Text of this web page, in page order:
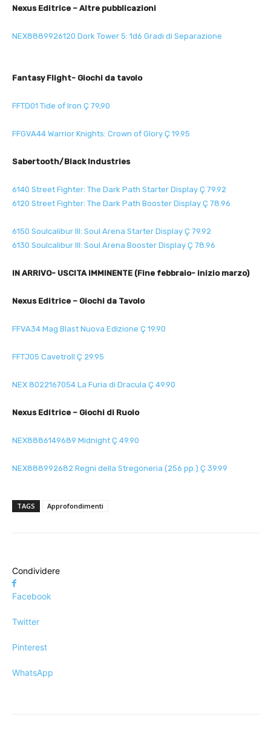
Nexus Editrice – Altre pubblicazioni
NEX8889926120 Dork Tower 5: 1d6 Gradi di Separazione
Fantasy Flight- Giochi da tavolo
FFTD01 Tide of Iron Ç 79,90
FFGVA44 Warrior Knights: Crown of Glory Ç 19.95
Sabertooth/Black Industries
6140 Street Fighter: The Dark Path Starter Display Ç 79.92
6120 Street Fighter: The Dark Path Booster Display Ç 78.96
6150 Soulcalibur III: Soul Arena Starter Display Ç 79.92
6130 Soulcalibur III: Soul Arena Booster Display Ç 78.96
IN ARRIVO- USCITA IMMINENTE (Fine febbraio- inizio marzo)
Nexus Editrice – Giochi da Tavolo
FFVA34 Mag Blast Nuova Edizione Ç 19.90
FFTJ05 Cavetroll Ç 29.95
NEX 8022167054 La Furia di Dracula Ç 49.90
Nexus Editrice – Giochi di Ruolo
NEX8886149689 Midnight Ç 49.90
NEX888992682 Regni della Stregoneria (256 pp.) Ç 39.99
TAGS Approfondimenti
Condividere
Facebook
Twitter
Pinterest
WhatsApp